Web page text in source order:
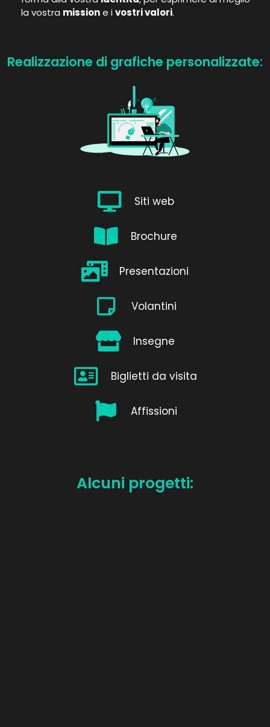
la vostra missione ivostri valori.
Realizzazione di grafiche personalizzate:
Siti web
Brochure
Presentazioni
Volantini
Insegne
Biglietti da visita
Affissioni
Alcuni progetti: